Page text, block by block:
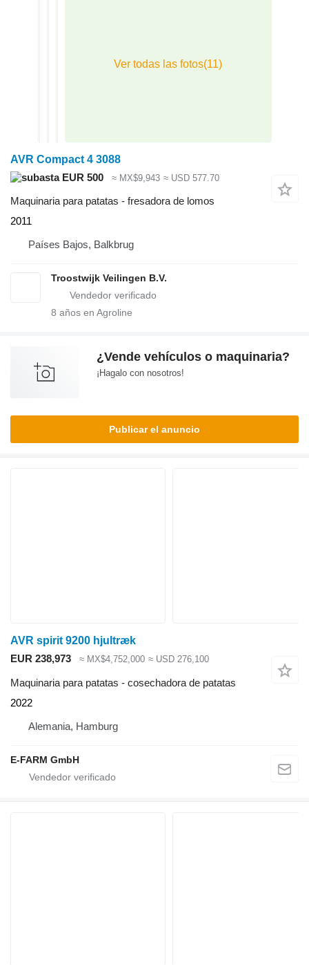
AVR Compact 4 3088
EUR 500
≈ MX$9,943 ≈ USD 577.70
Maquinaria para patatas - fresadora de lomos
2011
Países Bajos, Balkbrug
Troostwijk Veilingen B.V.
8 años en Agroline
¿Vende vehículos o maquinaria?
¡Hagalo con nosotros!
Publicar el anuncio
AVR spirit 9200 hjultræk
EUR 238,973
≈ MX$4,752,000 ≈ USD 276,100
Maquinaria para patatas - cosechadora de patatas
2022
Alemania, Hamburg
E-FARM GmbH